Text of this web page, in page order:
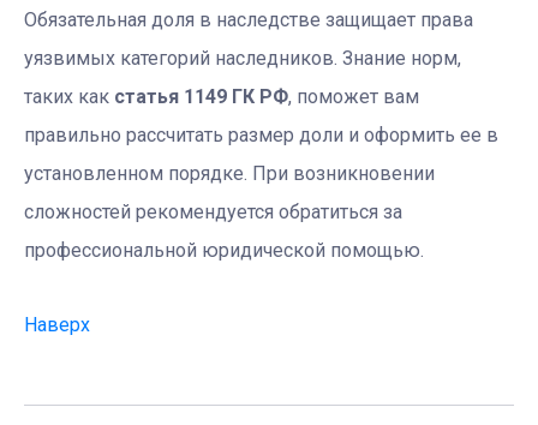
Обязательная доля в наследстве защищает права
уязвимых категорий наследников. Знание норм,
таких как статья 1149 ГК РФ, поможет вам
правильно рассчитать размер доли и оформить ее в
установленном порядке. При возникновении
сложностей рекомендуется обратиться за
профессиональной юридической помощью.
Наверх